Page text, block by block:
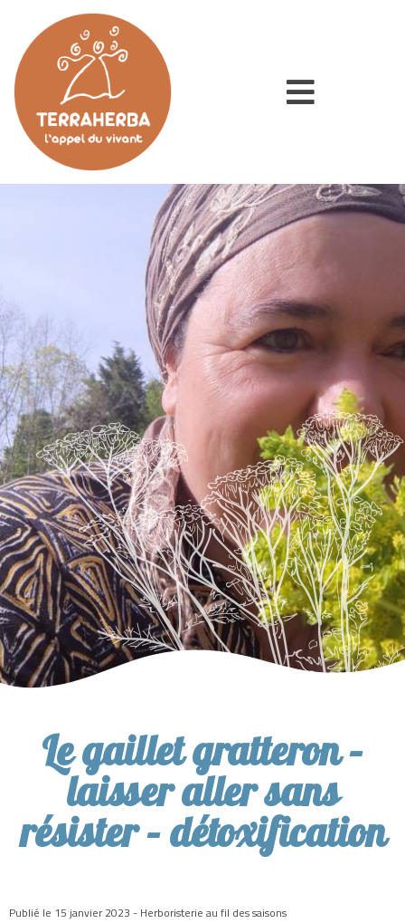
Le gaillet gratteron –
laisser aller sans
résister – détoxification
Publié le 15 janvier 2023 - Herboristerie au fil des saisons